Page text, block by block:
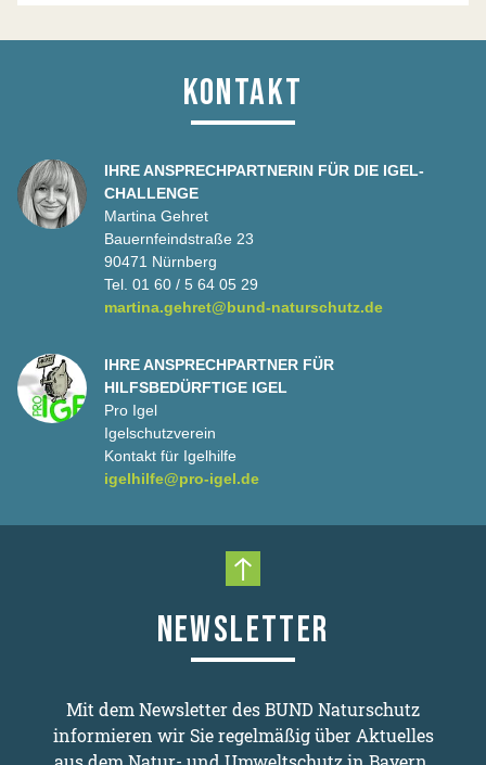
möglich. Du kannst deine Beobachtungen dann
individuell bearbeiten. Nur gespeicherte Daten können
validiert und wissenschaftlich weiterverwendet werden.
Woher bezieht die App ObsIdentify die GPS-Daten?
Zum Bestimmen einer Art und zum Speichern des
Datensatzes ist eine genaue Standortangabe
notwendig. Die App bittet daher um Erlaubnis,
Standortdaten verwenden zu dürfen. Sie können diese
Berechtigung jederzeit in den Einstellungen ändern.
Wenn Sie Fotos aus Ihrer Galerie verwenden, werden
dem Foto extrahiert.
Wie kann ich ein Foto speichern, dass keine
Koordinaten besitzt?
Über ObsIdentify ist das leider nicht möglich, dafür aber
über die Webseite Observation.org. Zum Speichern
zoomt man dazu weit in die Karte hinein.
hinzu. Was kann ich tun?
In der Kameraeinstellung des Telefons müssen die
Wenn ich im Urlaub Beobachtungen melden
möchte, weiß jeder wo ich gerade bin. Wie kann ich
KONTAKT
IHRE ANSPRECHPARTNERIN FÜR DIE IGEL-
CHALLENGE
Martina Gehret
Bauernfeindstraße 23
90471 Nürnberg
Tel. 01 60 / 5 64 05 29
martina.gehret@bund-naturschutz.de
IHRE ANSPRECHPARTNER FÜR
HILFSBEDÜRFTIGE IGEL
Pro Igel
Igelschutzverein
Kontakt für Igelhilfe
igelhilfe@pro-igel.de
Nach oben scrollen
NEWSLETTER
Mit dem Newsletter des BUND Naturschutz
informieren wir Sie regelmäßig über Aktuelles